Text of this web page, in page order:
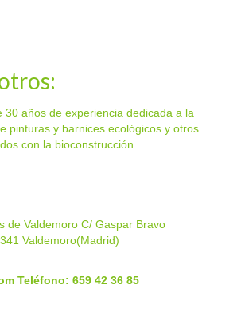
30 años de experiencia dedicada a la
pinturas y barnices ecológicos y otros
con la bioconstrucción.
de Valdemoro C/ Gaspar Bravo
Valdemoro(Madrid)
Teléfono: 659 42 36 85